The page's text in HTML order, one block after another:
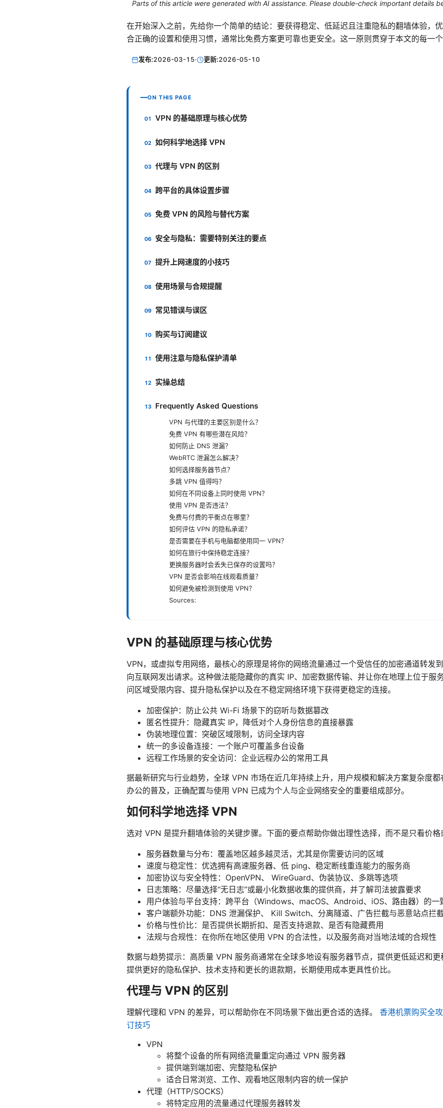
Parts of this article were generated with AI assistance. Please double-check important details
在开始深入之前，先给你一个简单的结论：要获得稳定、低延迟且注重隐私的翻墙体验，
合正确的设置和使用习惯，通常比免费方案更可靠也更安全。这一原则贯穿于本文的每一个
发布:2026-03-15· 更新:2026-05-10
ON THIS PAGE
VPN 的基础原理与核心优势
如何科学地选择 VPN
代理与 VPN 的区别
跨平台的具体设置步骤
免费 VPN 的风险与替代方案
安全与隐私：需要特别关注的要点
提升上网速度的小技巧
使用场景与合规提醒
常见错误与误区
购买与订阅建议
使用注意与隐私保护清单
实操总结
Frequently Asked Questions
VPN 与代理的主要区别是什么？
免费 VPN 有哪些潜在风险？
如何防止 DNS 泄漏？
WebRTC 泄漏怎么解决？
如何选择服务器节点？
多跳 VPN 值得吗？
如何在不同设备上同时使用 VPN？
使用 VPN 是否违法？
免费与付费的平衡点在哪里？
如何评估 VPN 的隐私承诺？
是否需要在手机与电脑都使用同一 VPN？
如何在旅行中保持稳定连接？
更换服务器时会丢失已保存的设置吗？
VPN 是否会影响在线观看质量？
如何避免被检测到使用 VPN？
Sources:
VPN 的基础原理与核心优势
VPN，或虚拟专用网络，最核心的原理是将你的网络流量通过一个受信任的加密通道转发
向互联网发出请求。这种做法能隐藏你的真实 IP、加密数据传输、并让你在地理上位于服
问区域受限内容、提升隐私保护以及在不稳定网络环境下获得更稳定的连接。
加密保护：防止公共 Wi-Fi 场景下的窃听与数据篡改
匿名性提升：隐藏真实 IP，降低对个人身份信息的直接暴露
伪装地理位置：突破区域限制，访问全球内容
统一的多设备连接：一个账户可覆盖多台设备
远程工作场景的安全访问：企业远程办公的常用工具
据最新研究与行业趋势，全球 VPN 市场在近几年持续上升，用户规模和解决方案复杂度
办公的普及，正确配置与使用 VPN 已成为个人与企业网络安全的重要组成部分。
如何科学地选择 VPN
选对 VPN 是提升翻墙体验的关键步骤。下面的要点帮助你做出理性选择，而不是只看价格
服务器数量与分布：覆盖地区越多越灵活，尤其是你需要访问的区域
速度与稳定性：优选拥有高速服务器、低 ping、稳定断线重连能力的服务商
加密协议与安全特性：OpenVPN、 WireGuard、伪装协议、多跳等选项
日志策略：尽量选择“无日志”或最小化数据收集的提供商，并了解司法披露要求
用户体验与平台支持：跨平台（Windows、macOS、Android、iOS、路由器）的一
客户端额外功能：DNS 泄漏保护、 Kill Switch、分离隧道、广告拦截与恶意站点拦
价格与性价比：是否提供长期折扣、是否支持退款、是否有隐藏费用
法规与合规性：在你所在地区使用 VPN 的合法性，以及服务商对当地法域的合规性
数据与趋势提示：高质量 VPN 服务商通常在全球多地设有服务器节点，提供更低延迟和
提供更好的隐私保护、技术支持和更长的退款期，长期使用成本更具性价比。
代理与 VPN 的区别
理解代理和 VPN 的差异，可以帮助你在不同场景下做出更合适的选择。 香港机票购买全
订技巧
VPN
将整个设备的所有网络流量重定向通过 VPN 服务器
提供端到端加密、完整隐私保护
适合日常浏览、工作、观看地区限制内容的统一保护
代理（HTTP/SOCKS）
将特定应用的流量通过代理服务器转发